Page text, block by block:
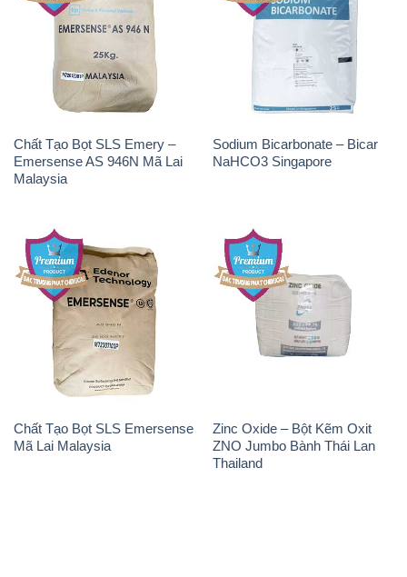
Chất Tạo Bọt SLS Emery –
Emersense AS 946N Mã Lai
Malaysia
Sodium Bicarbonate – Bicar
NaHCO3 Singapore
Chất Tạo Bọt SLS Emersense
Mã Lai Malaysia
Zinc Oxide – Bột Kẽm Oxit
ZNO Jumbo Bành Thái Lan
Thailand